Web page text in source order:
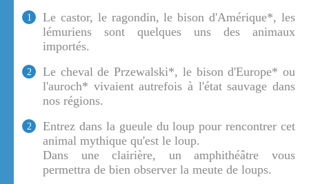
1
Le castor, le ragondin, le bison d'Amérique*, les
lémuriens sont quelques uns des animaux
importés.
2
Le cheval de Przewalski*, le bison d'Europe* ou
l'auroch* vivaient autrefois à l'état sauvage dans
nos régions.
2
Entrez dans la gueule du loup pour rencontrer cet
animal mythique qu'est le loup.
Dans une clairière, un amphithéâtre vous
permettra de bien observer la meute de loups.